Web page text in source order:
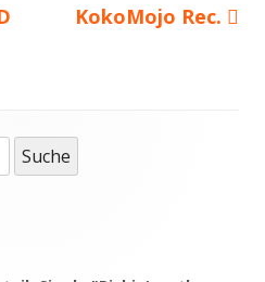
KokoMojo Rec.
Suche